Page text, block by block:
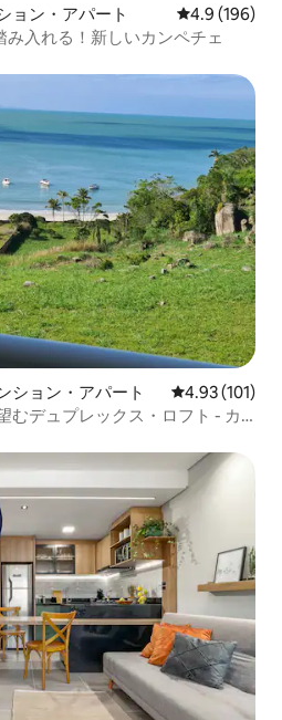
ョン・アパート レビュー196
4.9 (196)
み入れる！新しいカンペチェ
ション・アパート レビュー101
4.93 (101)
むデュプレックス・ロフト - カ